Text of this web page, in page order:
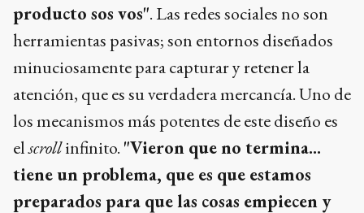
producto sos vos". Las redes sociales no son
herramientas pasivas; son entornos diseñados
minuciosamente para capturar y retener la
atención, que es su verdadera mercancía. Uno de
los mecanismos más potentes de este diseño es
elscrollinfinito. "Vieron que no termina...
tiene un problema, que es que estamos
preparados para que las cosas empiecen y